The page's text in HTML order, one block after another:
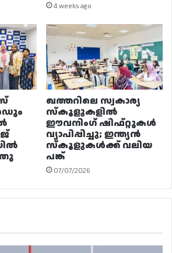
4 weeks ago
ഖത്തറിലെ സ്വകാര്യ
സ്കൂളുകളിൽ
ഈവനിംഗ് ഷിഫ്റ്റുകൾ
വ്യാപിപ്പിച്ചു; ഇന്ത്യൻ
സ്കൂളുകൾക്ക് വലിയ
പങ്ക്
07/07/2026